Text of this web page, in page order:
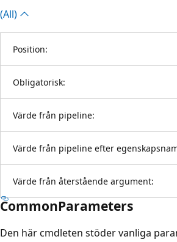
(All)
Position:
Obligatorisk:
Värde från pipeline:
Värde från pipeline efter
Värde från återstående argument:
CommonParameters
Den här cmdleten stöder vanliga